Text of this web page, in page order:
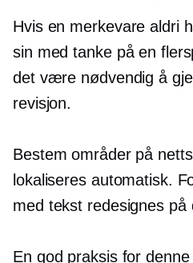
Hvis en merkevare aldri
sin med tanke på en
det være nødvendig å
revisjon.
Bestem områder på
lokaliseres automatisk.
med tekst redesignes på
En god praksis for